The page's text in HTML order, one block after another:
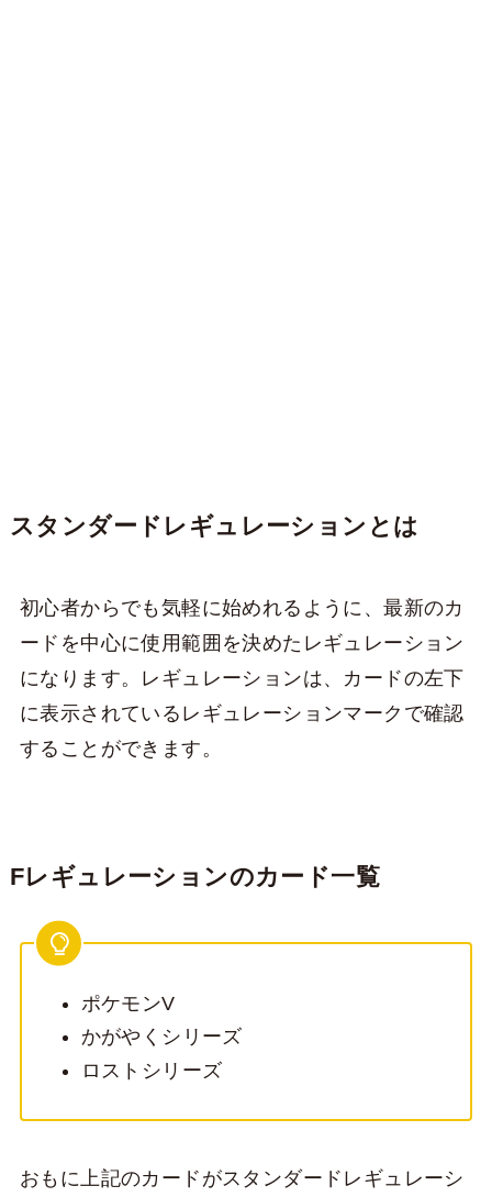
スタンダードレギュレーションとは
初心者からでも気軽に始めれるように、最新のカ
ードを中心に使用範囲を決めたレギュレーション
になります。レギュレーションは、カードの左下
に表示されているレギュレーションマークで確認
することができます。
Fレギュレーションのカード一覧
ポケモンV
かがやくシリーズ
ロストシリーズ
おもに上記のカードがスタンダードレギュレーシ